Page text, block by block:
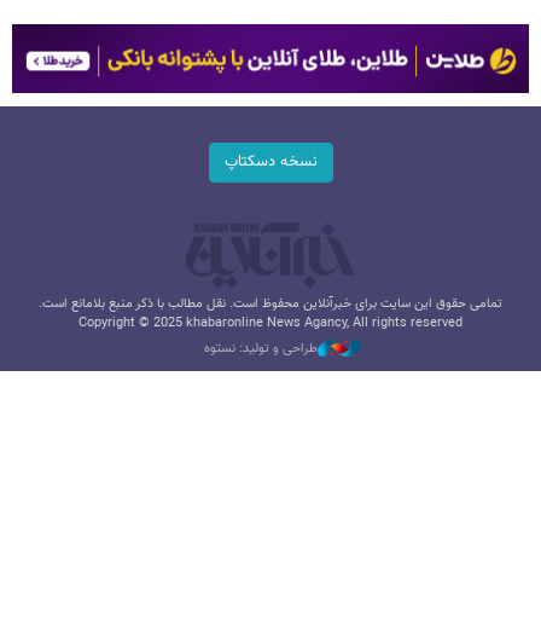
نسخه دسکتاپ
تمامی حقوق این سایت برای خبرآنلاین محفوظ است. نقل مطالب با ذکر منبع بلامانع است.
Copyright © 2025 khabaronline News Agancy, All rights reserved
طراحی و تولید: نستوه